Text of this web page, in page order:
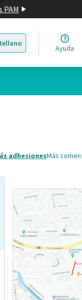
llengua Elegir el idioma
Ayuda
adhesionesMás